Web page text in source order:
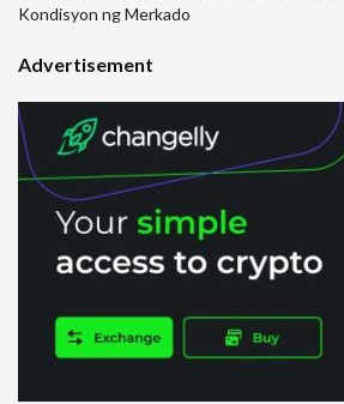
Kondisyon ng Merkado
Advertisement